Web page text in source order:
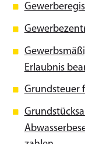
Erlaubnis
Grundsteuer